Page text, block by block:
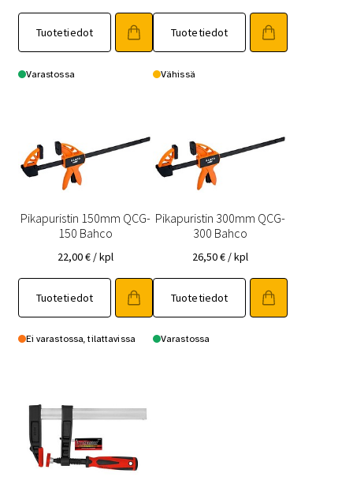
Tuotetiedot
Varastossa
Tuotetiedot
Vähissä
Pikapuristin 150mm QCG-
150 Bahco
22,00€ / kpl
Tuotetiedot
Ei varastossa, tilattavissa
Pikapuristin 300mm QCG-
300 Bahco
26,50€ / kpl
Tuotetiedot
Varastossa